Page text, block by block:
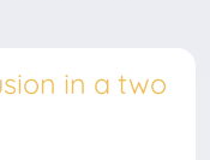
in a two